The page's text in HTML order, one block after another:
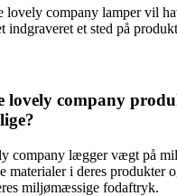
lovely company lamper vil
indgraveret et sted på
lovely company
company lægger vægt på
materialer i deres produkter
miljømæssige fodaftryk.